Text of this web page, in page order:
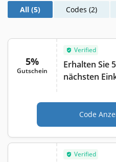
All (5) Codes (2)
5%
Gutschein
Verified
Erhalten Sie
nächsten
Code
Verified